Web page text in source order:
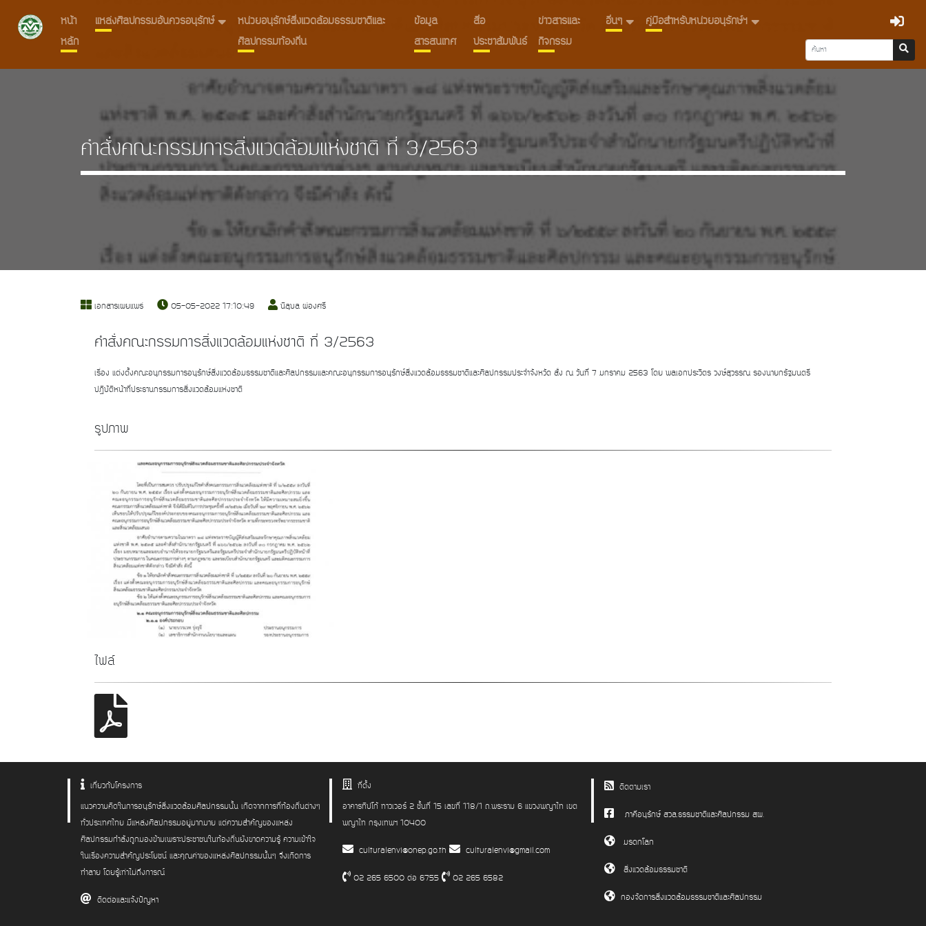
หน้า
หลัก
แหล่งศิลปกรรมอันควรอนุรักษ์
หน่วยอนุรักษ์สิ่งแวดล้อมธรรมชาติและ
ศิลปกรรมท้องถิ่น
ข้อมูล
สารสนเทศ
สื่อ
ประชาสัมพันธ์
ข่าวสารและ
กิจกรรม
อื่นๆ คู่มือสำหรับหน่วยอนุรักษ์ฯ
คำสั่งคณะกรรมการสิ่งแวดล้อมแห่งชาติ ที่ 3/2563
เอกสารเผยแพร่ 05-05-2022 17:10:49 นิลุบล ผ่องศรี
คำสั่งคณะกรรมการสิ่งแวดล้อมแห่งชาติ ที่ 3/2563
เรื่อง แต่งตั้งคณะอนุกรรมการอนุรักษ์สิ่งแวดล้อมธรรมชาติและศิลปกรรมและคณะอนุกรรมการอนุรักษ์สิ่งแวดล้อมธรรมชาติและศิลปกรรมประจำจังหวัด สั่ง ณ วันที่ 7 มกราคม 2563 โดย พลเอกประวิตร วงษ์สุวรรณ รองนายกรัฐมนตรี
ปฏิบัติหน้าที่ประธานกรรมการสิ่งแวดล้อมแห่งชาติ
รูปภาพ
ไฟล์
เกี่ยวกับโครงการ
แนวความคิดในการอนุรักษ์สิ่งแวดล้อมศิลปกรรมนั้น เกิดจากการที่ท้องถิ่นต่างๆ
ทั่วประเทศไทย มีแหล่งศิลปกรรมอยู่มากมาย แต่ความสำคัญของแหล่ง
ศิลปกรรมกำลังถูกมองข้ามเพราะประชาชนในท้องถิ่นยังขาดความรู้ ความเข้าใจ
ในเรื่องความสำคัญประโยชน์ และคุณค่าของแหล่งศิลปกรรมนั้นๆ จึงเกิดการ
ทำลาย โดยรู้เท่าไม่ถึงการณ์
ติดต่อและแจ้งปัญหา
ที่ตั้ง
อาคารทิปโก้ ทาวเวอร์ 2 ชั้นที่ 15 เลขที่ 118/1 ถ.พระราม 6 แขวงพญาไท เขต
พญาไท กรุงเทพฯ 10400
culturalenvi@onep.go.th culturalenvi@gmail.com
02 265 6500 ต่อ 6755 02 265 6582
ติดตามเรา
ภาคีอนุรักษ์ สวล.ธรรมชาติและศิลปกรรม สผ.
มรดกโลก
สิ่งแวดล้อมธรรมชาติ
กองจัดการสิ่งแวดล้อมธรรมชาติและศิลปกรรม